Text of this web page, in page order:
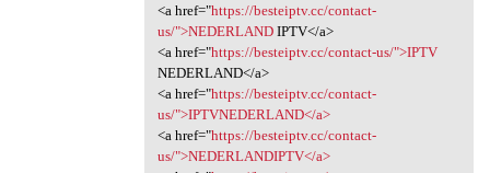
<a href="https://besteiptv.cc/contact-
us/">NEDERLANDIPTV</a>
<a href="https://besteiptv.cc/contact-us/">IPTV
NEDERLAND</a>
<a href="https://besteiptv.cc/contact-
us/">IPTVNEDERLAND</a>
<a href="https://besteiptv.cc/contact-
us/">NEDERLANDIPTV</a>